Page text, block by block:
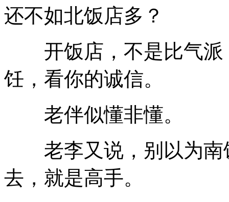
还不如北饭店多？
开饭店，不是比气派
饪，看你的诚信。
老伴似懂非懂。
老李又说，别以为南
去，就是高手。